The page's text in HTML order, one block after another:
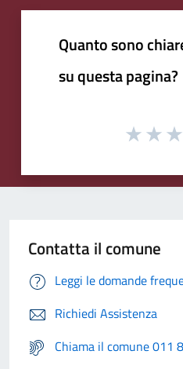
Quanto sono
su questa pagina?
Contatta il comune
Leggi le domande
Richiedi Assistenza
Chiama il comune 011